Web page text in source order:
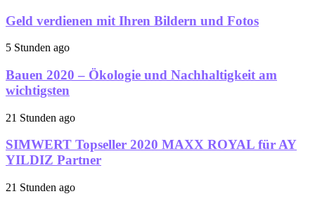
Geld verdienen mit Ihren Bildern und Fotos
5 Stunden ago
Bauen 2020 – Ökologie und Nachhaltigkeit am
wichtigsten
21 Stunden ago
SIMWERT Topseller 2020 MAXX ROYAL für AY
YILDIZ Partner
21 Stunden ago